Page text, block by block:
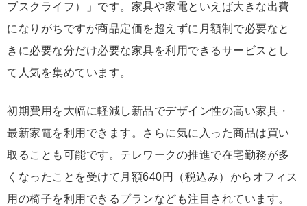
ブスクライフ）」です。家具や家電といえば大きな出費
になりがちですが商品定価を超えずに月額制で必要なと
きに必要な分だけ必要な家具を利用できるサービスとし
て人気を集めています。
初期費用を大幅に軽減し新品でデザイン性の高い家具・
最新家電を利用できます。さらに気に入った商品は買い
取ることも可能です。テレワークの推進で在宅勤務が多
くなったことを受けて月額640円（税込み）からオフィス
用の椅子を利用できるプランなども注目されています。